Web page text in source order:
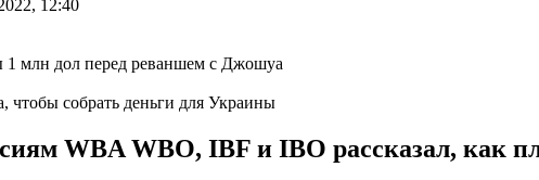
12:40
чтобы собрать деньги для Украины
WBA WBO, IBF и IBO рассказал, как